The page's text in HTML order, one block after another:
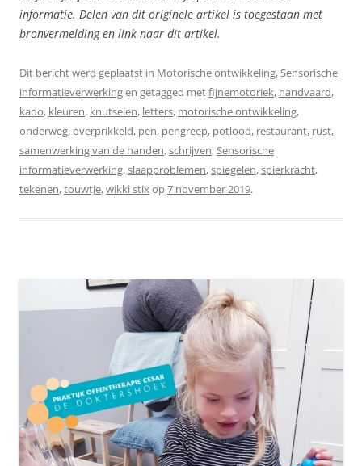
informatie. Delen van dit originele artikel is toegestaan met
bronvermelding en link naar dit artikel.
Dit bericht werd geplaatst in Motorische ontwikkeling,Sensorische
informatieverwerkingen getagged metfijnemotoriek, handvaard,
kado, kleuren, knutselen, letters, motorische ontwikkeling,
onderweg,overprikkeld, pen, pengreep, potlood, restaurant, rust,
samenwerking van de handen,schrijven,Sensorische
informatieverwerking,slaapproblemen,spiegelen,spierkracht,
tekenen,touwtje,wikki stixop7 november 2019.